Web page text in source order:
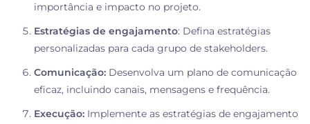
importância e impacto no projeto.
Estratégias de engajamento: Defina estratégias
personalizadas para cada grupo de stakeholders.
Comunicação: Desenvolva um plano de comunicação
eficaz, incluindo canais, mensagens e frequência.
Execução: Implemente as estratégias de engajamento